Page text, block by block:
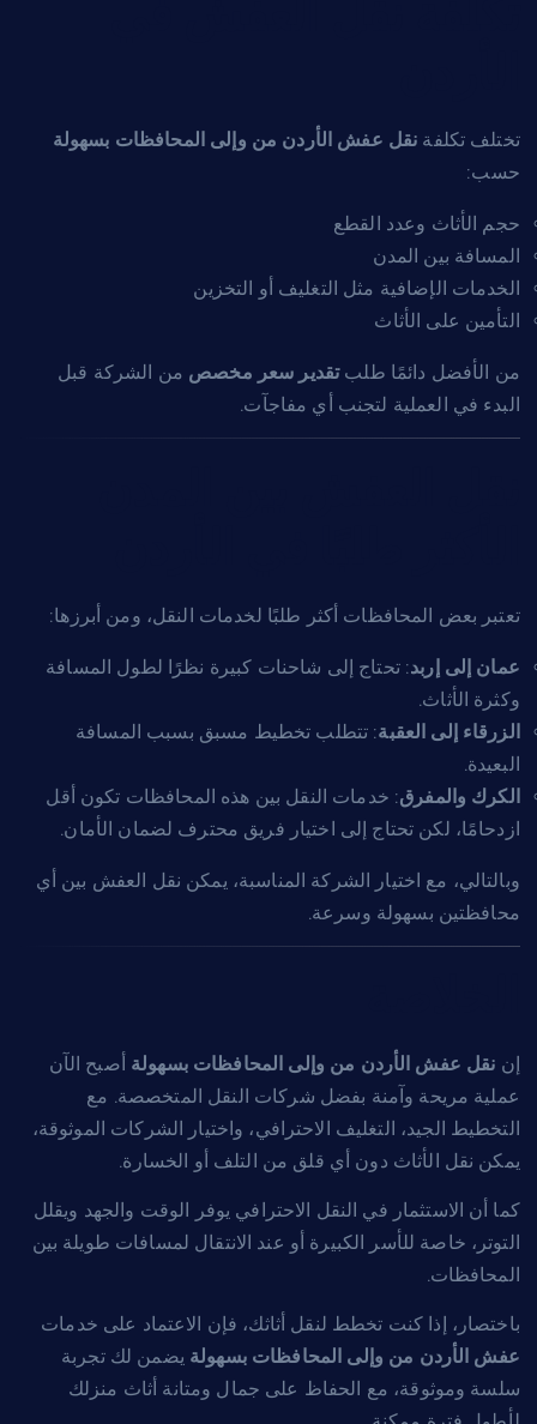
تختلف تكلفة نقل عفش الأردن من وإلى المحافظات بسهولة
حسب:
حجم الأثاث وعدد القطع
المسافة بين المدن
الخدمات الإضافية مثل التغليف أو التخزين
التأمين على الأثاث
من الأفضل دائمًا طلبتقدير سعر مخصص من الشركة قبل
البدء في العملية لتجنب أي مفاجآت.
تعتبر بعض المحافظات أكثر طلبًا لخدمات النقل، ومن أبرزها:
عمان إلى إربد: تحتاج إلى شاحنات كبيرة نظرًا لطول المسافة
وكثرة الأثاث.
الزرقاء إلى العقبة: تتطلب تخطيط مسبق بسبب المسافة
البعيدة.
الكرك والمفرق: خدمات النقل بين هذه المحافظات تكون أقل
ازدحامًا، لكن تحتاج إلى اختيار فريق محترف لضمان الأمان.
وبالتالي، مع اختيار الشركة المناسبة، يمكن نقل العفش بين أي
محافظتين بسهولة وسرعة.
إن نقل عفش الأردن من وإلى المحافظات بسهولة أصبح الآن
عملية مريحة وآمنة بفضل شركات النقل المتخصصة. مع
التخطيط الجيد، التغليف الاحترافي، واختيار الشركات الموثوقة،
يمكن نقل الأثاث دون أي قلق من التلف أو الخسارة.
كما أن الاستثمار في النقل الاحترافي يوفر الوقت والجهد ويقلل
التوتر، خاصة للأسر الكبيرة أو عند الانتقال لمسافات طويلة بين
المحافظات.
باختصار، إذا كنت تخطط لنقل أثاثك، فإن الاعتماد على خدمات
عفش الأردن من وإلى المحافظات بسهولة يضمن لك تجربة
سلسة وموثوقة، مع الحفاظ على جمال ومتانة أثاث منزلك